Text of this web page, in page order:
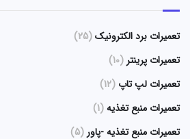
تعمیرات برد الکترونیک(25)
تعمیرات پرینتر (10)
تعمیرات لپ تاپ (12)
تعمیرات منبع تغذیه(1)
تعمیرات منبع تغذیه -پاور (5)